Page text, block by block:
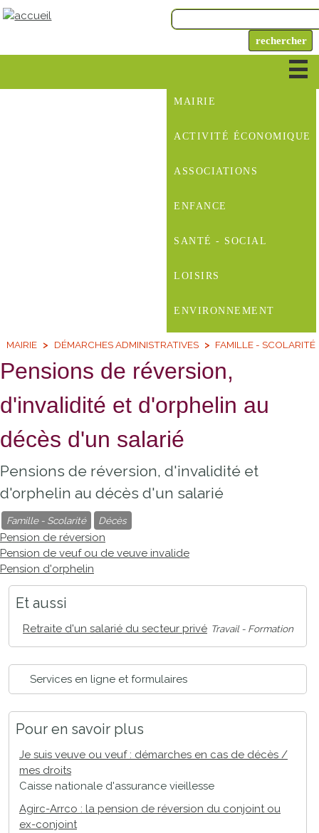
MAIRIE
ACTIVITÉ ÉCONOMIQUE
ASSOCIATIONS
ENFANCE
SANTÉ - SOCIAL
LOISIRS
ENVIRONNEMENT
MAIRIE DÉMARCHES ADMINISTRATIVES FAMILLE - SCOLARITÉ
Pensions de réversion,
d'invalidité et d'orphelin au
décès d'un salarié
Pensions de réversion, d'invalidité et
d'orphelin au décès d'un salarié
Famille - Scolarité Décès
Pension de réversion
Pension de veuf ou de veuve invalide
Pension d'orphelin
Et aussi
Retraite d'un salarié du secteur privé Travail - Formation
Services en ligne et formulaires
Pour en savoir plus
Je suis veuve ou veuf : démarches en cas de décès /
mes droits
Caisse nationale d'assurance vieillesse
Agirc-Arrco : la pension de réversion du conjoint ou
ex-conjoint